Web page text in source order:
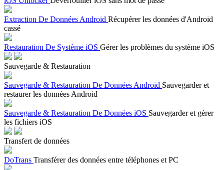
Extraction De Données Android Récupérer les données d'Android
cassé
Restauration De Système iOS Gérer les problèmes du système iOS
Sauvegarde & Restauration
Sauvegarde & Restauration De Données Android Sauvegarder et
restaurer les données Android
Sauvegarde & Restauration De Données iOS Sauvegarder et gérer
les fichiers iOS
Transfert de données
DoTrans Transférer des données entre téléphones et PC